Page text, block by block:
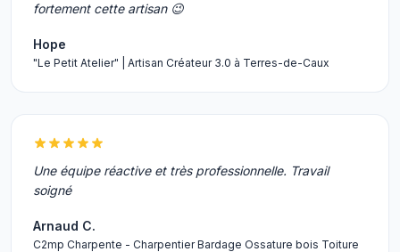
fortement cette artisan 😉
Hope
"Le Petit Atelier" | Artisan Créateur 3.0 à Terres-de-Caux
Une équipe réactive et très professionnelle. Travail
soigné
Arnaud C.
C2mp Charpente - Charpentier Bardage Ossature bois Toiture